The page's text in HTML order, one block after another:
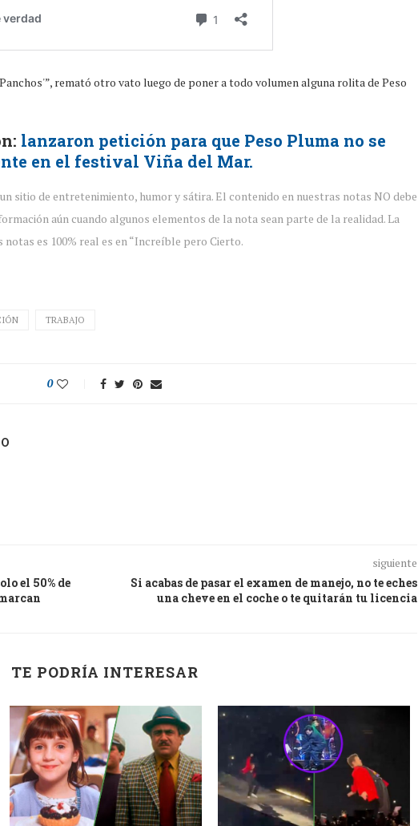
remató otro vato luego de poner a todo volumen alguna rolita de Peso
lanzaron petición para que Peso Pluma no se
en el festival Viña del Mar.
sitio de entretenimiento, humor y sátira. El contenido en nuestras notas NO debe
aún cuando algunos elementos de la nota sean parte de la realidad. La
es 100% real es en “Increíble pero Cierto.
TRABAJO
0
el 50% de
siguiente
Si acabas de pasar el examen de manejo, no te eches
una cheve en el coche o te quitarán tu licencia
TE PODRÍA INTERESAR